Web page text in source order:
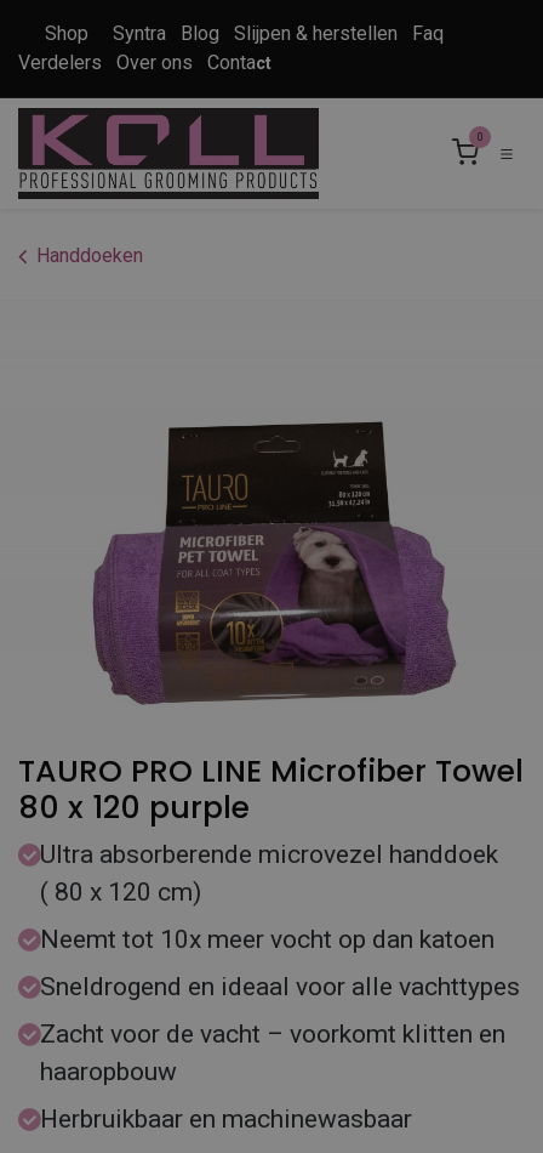
Shop Syntra Blog Slijpen & herstellen
Faq
Verdelers
Over ons Contact
0
Handdoeken
TAURO PRO LINE Microfiber Towel
80 x 120 purple
Ultra absorberende microvezel handdoek
( 80 x 120 cm)
Neemt tot 10x meer vocht op dan katoen
Sneldrogend en ideaal voor alle vachttypes
Zacht voor de vacht – voorkomt klitten en
haaropbouw
Herbruikbaar en machinewasbaar